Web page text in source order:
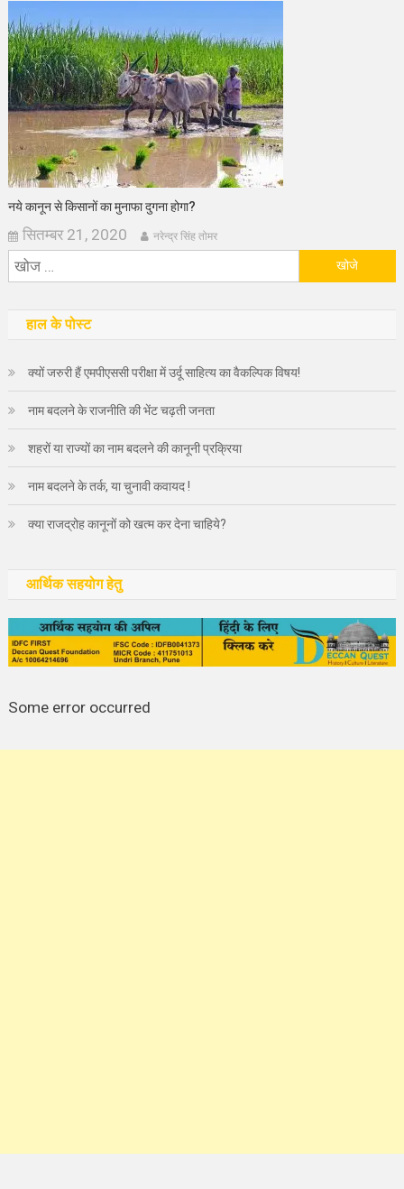
नये कानून से किसानों का मुनाफा दुगना होगा?
सितम्बर 21, 2020 नरेन्द्र सिंह तोमर
हाल के पोस्ट
क्यों जरुरी हैं एमपीएससी परीक्षा में उर्दू साहित्य का वैकल्पिक विषय!
नाम बदलने के राजनीति की भेंट चढ़ती जनता
शहरों या राज्यों का नाम बदलने की कानूनी प्रक्रिया
नाम बदलने के तर्क, या चुनावी कवायद !
क्या राजद्रोह कानूनों को खत्म कर देना चाहिये?
आर्थिक सहयोग हेतु
Some error occurred